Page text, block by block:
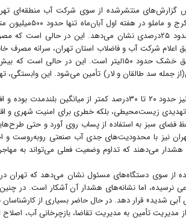
گزارش‌های منتشرشده از سوی شرکت آب منطقه‌ای
شامل سدهای لار،
مدت مشابه سال گذشته کاهش حدود ۲۵درصدی نشان می‌دهد. این در
جمله سد طالقان و لار) تأمین می‌شود. این وابستگی،
بارش‌های تهران در سال‌های اخیر نیز حدود ۲۰ تا ۳۰درصد
زیست‌محیطی، بلکه خطری برای امنیت شهری و
فضای سبز به استفاده از پساب روی آورد و حتی
نیز با محدودیت‌های جدی آب صنعتی روبه‌روست و
هشدار می‌دهند که تداوم وضعیت فعلی می‌تواند به
سوی دستگاه‌های مسئول نشان می‌دهد که تهران در
نرسیده، اما نشانه‌های هشدار آن آشکار است. در
شدید» قرار دهد. در حال حاضر بسیاری از کارشناسان
مدیریت تأمین به مدیریت تقاضا، بازچرخانی آب،